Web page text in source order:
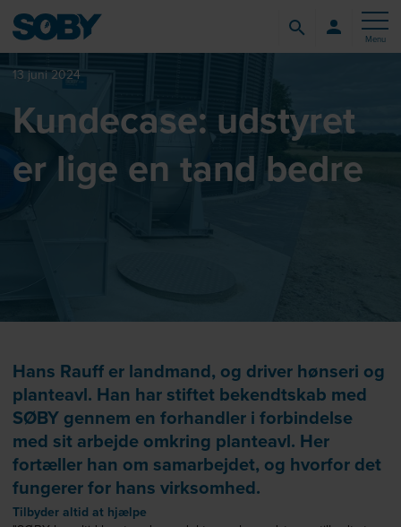
Menu
13 juni 2024
Kundecase: udstyret
er lige en tand bedre
Hans Rauff er landmand, og driver hønseri og
planteavl. Han har stiftet bekendtskab med
SØBY gennem en forhandler i forbindelse
med sit arbejde omkring planteavl. Her
fortæller han om samarbejdet, og hvorfor det
fungerer for hans virksomhed.
Tilbyder altid at hjælpe